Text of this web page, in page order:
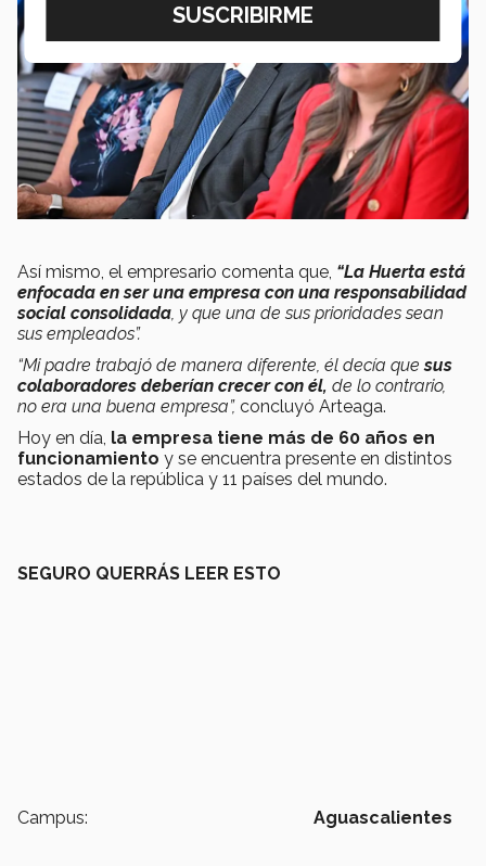
Así mismo, el empresario comenta que, “La Huerta está
enfocada en ser una empresa con una responsabilidad
social consolidada , y que una de sus prioridades sean
sus empleados”.
“Mi padre trabajó de manera diferente, él decía quesus
colaboradores deberían crecer con él, de lo contrario,
no era una buena empresa”, concluyó Arteaga.
Hoy en día, la empresa tiene más de 60 años en
funcionamiento y se encuentra presente en distintos
estados de la república y 11 países del mundo.
SEGURO QUERRÁS LEER ESTO
Campus: Aguascalientes